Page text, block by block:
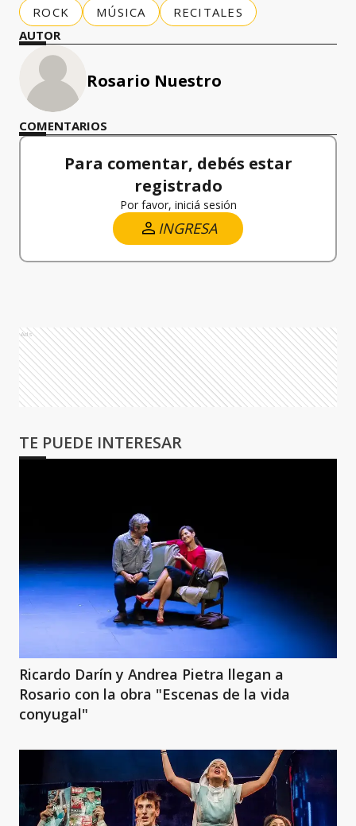
ROCK
MÚSICA
RECITALES
AUTOR
Rosario Nuestro
COMENTARIOS
Para comentar, debés estar
registrado
Por favor, iniciá sesión
INGRESA
Ads
TE PUEDE INTERESAR
Ricardo Darín y Andrea Pietra llegan a
Rosario con la obra "Escenas de la vida
conyugal"